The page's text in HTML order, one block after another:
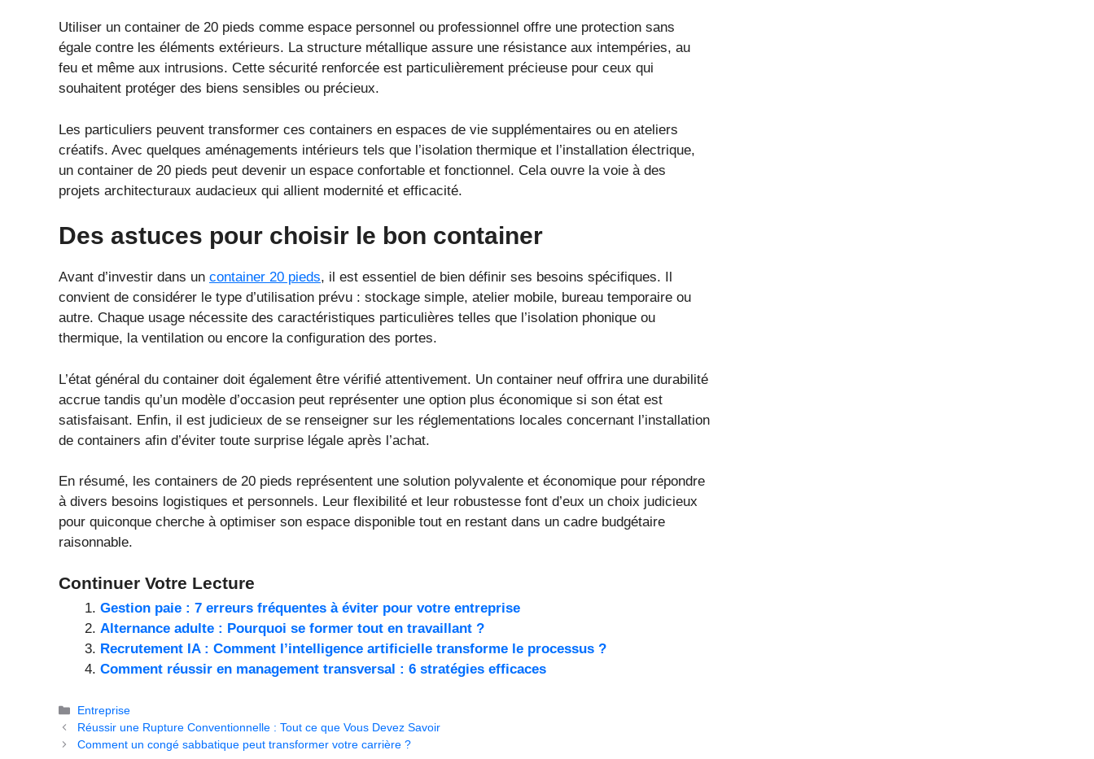
Utiliser un container de 20 pieds comme espace personnel ou professionnel offre une protection sans
égale contre les éléments extérieurs. La structure métallique assure une résistance aux intempéries, au
feu et même aux intrusions. Cette sécurité renforcée est particulièrement précieuse pour ceux qui
souhaitent protéger des biens sensibles ou précieux.
Les particuliers peuvent transformer ces containers en espaces de vie supplémentaires ou en ateliers
créatifs. Avec quelques aménagements intérieurs tels que l’isolation thermique et l’installation électrique,
un container de 20 pieds peut devenir un espace confortable et fonctionnel. Cela ouvre la voie à des
projets architecturaux audacieux qui allient modernité et efficacité.
Des astuces pour choisir le bon container
Avant d’investir dans un container 20 pieds, il est essentiel de bien définir ses besoins spécifiques. Il
convient de considérer le type d’utilisation prévu : stockage simple, atelier mobile, bureau temporaire ou
autre. Chaque usage nécessite des caractéristiques particulières telles que l’isolation phonique ou
thermique, la ventilation ou encore la configuration des portes.
L’état général du container doit également être vérifié attentivement. Un container neuf offrira une durabilité
accrue tandis qu’un modèle d’occasion peut représenter une option plus économique si son état est
satisfaisant. Enfin, il est judicieux de se renseigner sur les réglementations locales concernant l’installation
de containers afin d’éviter toute surprise légale après l’achat.
En résumé, les containers de 20 pieds représentent une solution polyvalente et économique pour répondre
à divers besoins logistiques et personnels. Leur flexibilité et leur robustesse font d’eux un choix judicieux
pour quiconque cherche à optimiser son espace disponible tout en restant dans un cadre budgétaire
raisonnable.
Continuer Votre Lecture
Gestion paie : 7 erreurs fréquentes à éviter pour votre entreprise
Alternance adulte : Pourquoi se former tout en travaillant ?
Recrutement IA : Comment l’intelligence artificielle transforme le processus ?
Comment réussir en management transversal : 6 stratégies efficaces
Catégories
Entreprise
Réussir une Rupture Conventionnelle : Tout ce que Vous Devez Savoir
Comment un congé sabbatique peut transformer votre carrière ?